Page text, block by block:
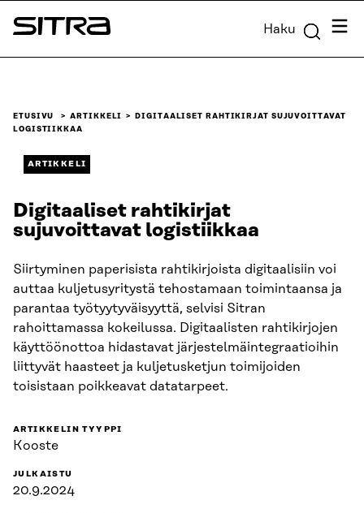
Siirry
suoraan
Sitra Haku
ETUSIVU ARTIKKELI
DIGITAALISET RAHTIKIRJAT SUJUVOITTAVAT
LOGISTIIKKAA
ARTIKKELI
Digitaaliset rahtikirjat
sujuvoittavat logistiikkaa
Siirtyminen paperisista rahtikirjoista digitaalisiin voi
auttaa kuljetusyritystä tehostamaan toimintaansa ja
parantaa työtyytyväisyyttä, selvisi Sitran
rahoittamassa kokeilussa. Digitaalisten rahtikirjojen
käyttöönottoa hidastavat järjestelmäintegraatioihin
liittyvät haasteet ja kuljetusketjun toimijoiden
toisistaan poikkeavat datatarpeet.
ARTIKKELIN TYYPPI
Kooste
JULKAISTU
20.9.2024